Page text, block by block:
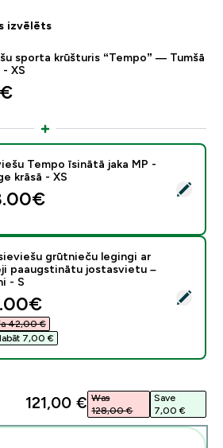
izvēlēts
sporta krūšturis “Tempo” — Tumšā
XS
- Sieviešu Tempo īsinātā jaka MP
Tempo īsinātā jaka MP -
krāsā - XS
- MP sieviešu grūtnieču legingi ar
grūtnieču legingi ar
paaugstinātu jostasvietu –
- S
price
42,00 €‎
7,00 €‎
121,00 €‎ Was
128,00 €‎
Save
7,00 €‎